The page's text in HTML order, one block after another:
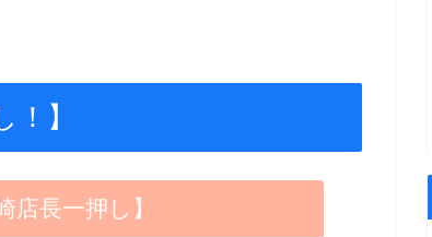
】
店長一押し】